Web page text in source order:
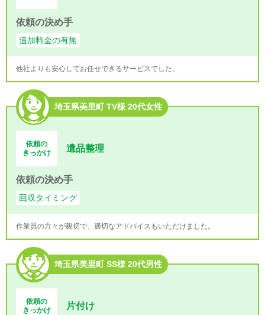
依頼の決め手
追加料金の有無
他社よりも安心してお任せできるサービスでした。
埼玉県美里町 TV様 20代女性
依頼の
きっかけ
遺品整理
依頼の決め手
回収タイミング
作業員の方々が親切で、適切なアドバイスもいただけました。
埼玉県美里町 SS様 20代男性
依頼の
きっかけ
片付け